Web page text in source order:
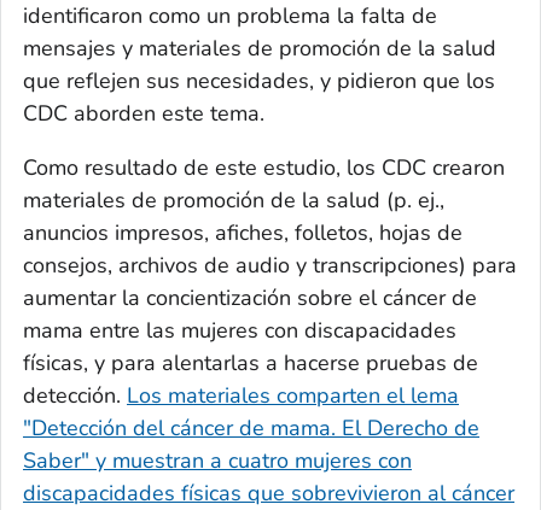
identificaron como un problema la falta de
mensajes y materiales de promoción de la salud
que reflejen sus necesidades, y pidieron que los
CDC aborden este tema.
Como resultado de este estudio, los CDC crearon
materiales de promoción de la salud (p. ej.,
anuncios impresos, afiches, folletos, hojas de
consejos, archivos de audio y transcripciones) para
aumentar la concientización sobre el cáncer de
mama entre las mujeres con discapacidades
físicas, y para alentarlas a hacerse pruebas de
detección. Los materiales comparten el lema
"Detección del cáncer de mama. El Derecho de
Saber" y muestran a cuatro mujeres con
discapacidades físicas que sobrevivieron al cáncer